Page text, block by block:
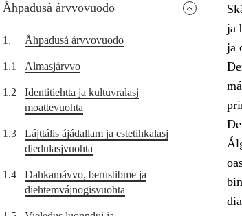
Åhpadusá árvvovuodo
1. Åhpadusá árvvovuodo
1.1 Almasjárvvo
1.2
Identitiehtta ja kultuvralasj
moattevuohta
1.3
Lájttális ájádallam ja estetihkalasj
diedulasjvuohta
1.4
Dahkamávvo, berustibme ja
diehtemvájnogisvuohta
ja
ja